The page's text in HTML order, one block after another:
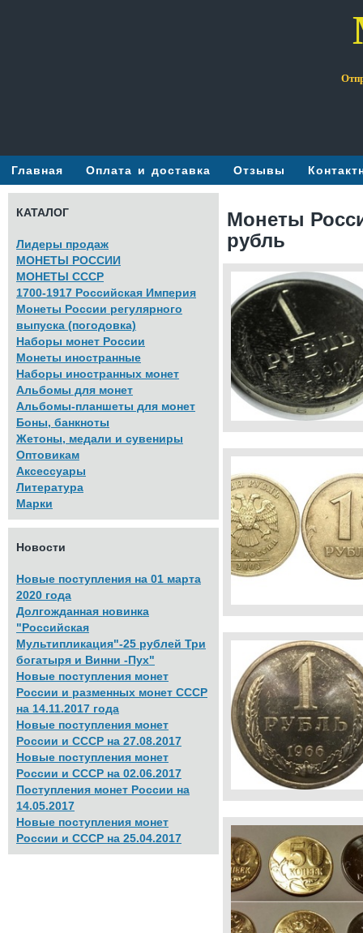
Главная Оплата и доставка Отзывы
Монеты
рубль
КАТАЛОГ
Лидеры продаж
МОНЕТЫ РОССИИ
МОНЕТЫ СССР
1700-1917 Российская Империя
Монеты России регулярного
выпуска (погодовка)
Наборы монет России
Монеты иностранные
Наборы иностранных монет
Альбомы для монет
Альбомы-планшеты для монет
Боны, банкноты
Жетоны, медали и сувениры
Оптовикам
Аксессуары
Литература
Марки
Новости
Новые поступления на 01 марта
2020 года
Долгожданная новинка
"Российская
Мультипликация"-25 рублей Три
богатыря и Винни -Пух"
Новые поступления монет
России и разменных монет СССР
на 14.11.2017 года
Новые поступления монет
России и СССР на 27.08.2017
Новые поступления монет
России и СССР на 02.06.2017
Поступления монет России на
14.05.2017
Новые поступления монет
России и СССР на 25.04.2017